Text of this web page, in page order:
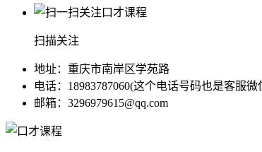
扫描关注
地址：重庆市南岸区学苑路
电话：18983787060(这个电话号码也是客服微
邮箱：3296979615@qq.com